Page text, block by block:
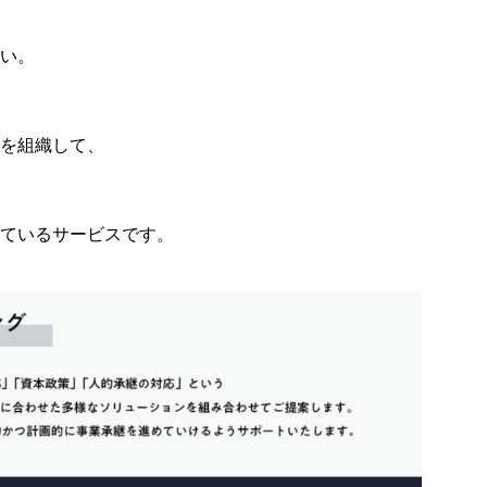
。
組織して、
いるサービスです。